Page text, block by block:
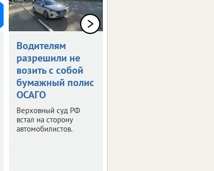
Водителям
разрешили не
возить с собой
бумажный полис
ОСАГО
Верховный суд РФ
встал на сторону
автомобилистов.